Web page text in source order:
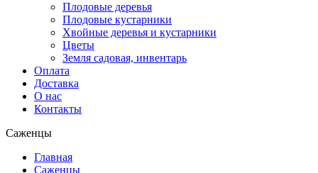
Плодовые деревья
Плодовые кустарники
Хвойные деревья и кустарники
Цветы
Земля садовая, инвентарь
Оплата
Доставка
О нас
Контакты
Саженцы
Главная
Саженцы